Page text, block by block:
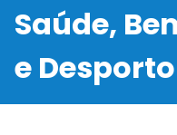
Saúde,
e Desporto